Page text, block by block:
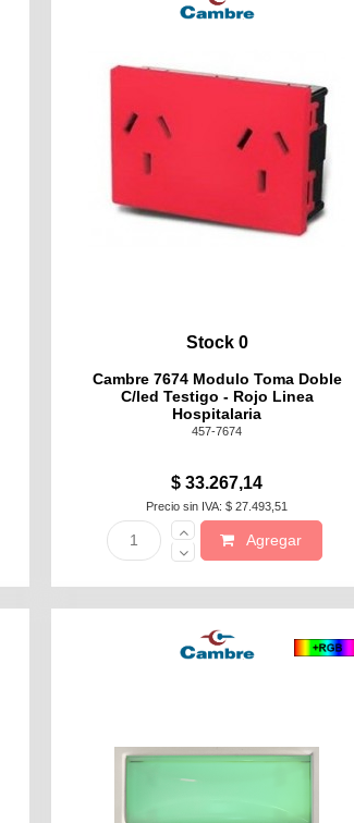
Stock 0
Cambre 7674 Modulo Toma Doble
C/led Testigo - Rojo Linea
Hospitalaria
457-7674
$ 33.267,14
Precio sin IVA: $ 27.493,51
Agregar